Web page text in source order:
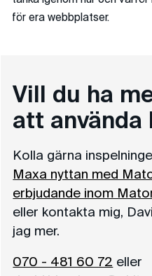
för era webbplatser.
Vill du ha
att använda
Kolla gärna
Maxa nyttan med
erbjudande inom
eller kontakta mig,
jag mer.
070 - 481 60 72 eller